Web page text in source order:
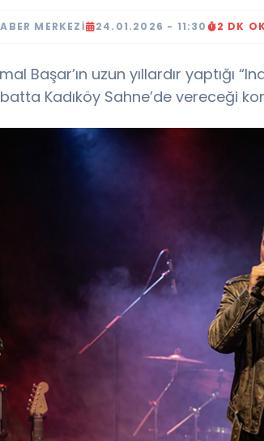
MERKEZI 24.01.2026 - 11:30 2 DK
Başar’ın uzun yıllardır yaptığı
Kadıköy Sahne’de vereceği